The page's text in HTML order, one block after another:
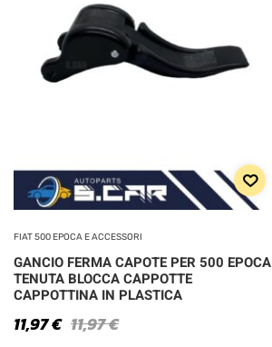
FIAT 500 EPOCA E ACCESSORI
GANCIO FERMA CAPOTE PER 500 EPOCA
TENUTA BLOCCA CAPPOTTE
CAPPOTTINA IN PLASTICA
11,97€
11,97€